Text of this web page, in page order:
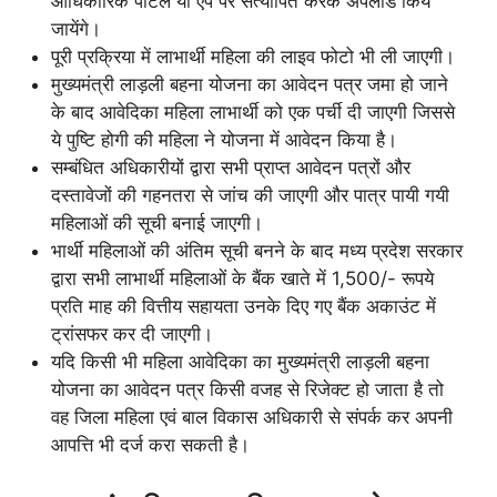
जायेंगे।
पूरी प्रक्रिया में लाभार्थी महिला की लाइव फोटो भी ली जाएगी।
मुख्यमंत्री लाड़ली बहना योजना का आवेदन पत्र जमा हो जाने
के बाद आवेदिका महिला लाभार्थी को एक पर्ची दी जाएगी जिससे
ये पुष्टि होगी की महिला ने योजना में आवेदन किया है।
सम्बंधित अधिकारीयों द्वारा सभी प्राप्त आवेदन पत्रों और
दस्तावेजों की गहनतरा से जांच की जाएगी और पात्र पायी गयी
महिलाओं की सूची बनाई जाएगी।
भार्थी महिलाओं की अंतिम सूची बनने के बाद मध्य प्रदेश सरकार
द्वारा सभी लाभार्थी महिलाओं के बैंक खाते में 1,500/- रूपये
प्रति माह की वित्तीय सहायता उनके दिए गए बैंक अकाउंट में
ट्रांसफर कर दी जाएगी।
यदि किसी भी महिला आवेदिका का मुख्यमंत्री लाड़ली बहना
योजना का आवेदन पत्र किसी वजह से रिजेक्ट हो जाता है तो
वह जिला महिला एवं बाल विकास अधिकारी से संपर्क कर अपनी
आपत्ति भी दर्ज करा सकती है।